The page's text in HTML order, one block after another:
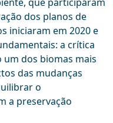
dos planos de
iniciaram em 2020 e
a crítica
dos biomas mais
das mudanças
o
a preservação